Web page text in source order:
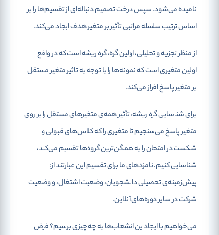
نامیده می‌شود. سپس درخت تصمیم دنباله‌ای از تقسیم‌ها را بر
اساس ترتیب سلسله مراتبی تأثیر بر متغیر هدف ایجاد می‌کند.
از منظر تجزیه و تحلیلی، اولین گره، گره ریشه است که در واقع
اولین متغیری است که نمونه‌ها را با توجه به تاثیر متغیر مستقل
بر متغیر پاسخ افراز می‌کند.
برای شناسایی گره ریشه، تأثیر همه‌ی متغیرهای مستقل را بر روی
متغیر پاسخ می‌سنجیم تا متغیری را که کلاس‌های قبولی و
شکست در امتحان را به همگن‌ترین گروه‌ها تقسیم می‌کند،
شناسایی کنیم. نامزدهای ما برای تقسیم این عبارتند از:
پیش‌زمینه‌ی تحصیلی دانشجویان، وضعیت اشتغال، و وضعیت
شرکت در سایر دوره‌های آنلاین.
می‌خواهیم با ایجاد ین انشعاب‌ها به چه چیزی برسیم؟ فرض